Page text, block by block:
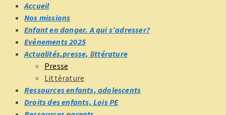
Accueil
Nos missions
Enfant en danger. A qui s’adresser?
Evènements 2025
Actualités,presse, littérature
Presse
Littérature
Ressources enfants, adolescents
Droits des enfants, Lois PE